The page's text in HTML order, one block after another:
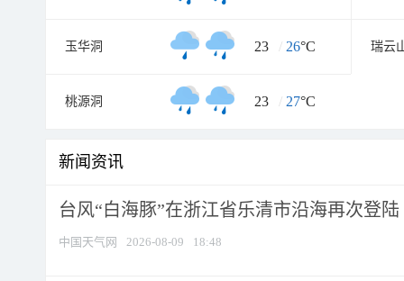
玉华洞 23 / 26°C 瑞云
桃源洞 23 / 27°C
新闻资讯
台风“白海豚”在浙江省乐清市沿海再次登陆
中国天气网 2026-08-09 18:48